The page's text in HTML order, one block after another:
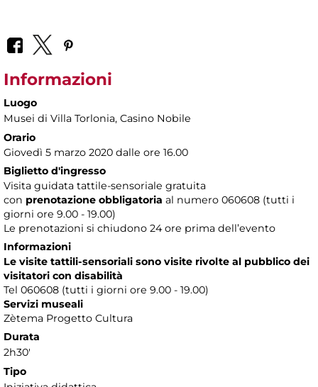
Informazioni
Luogo
Musei di Villa Torlonia, Casino Nobile
Orario
Giovedì 5 marzo 2020 dalle ore 16.00
Biglietto d'ingresso
Visita guidata tattile-sensoriale gratuita
con prenotazione obbligatoria al numero 060608 (tutti i
giorni ore 9.00 - 19.00)
Le prenotazioni si chiudono 24 ore prima dell’evento
Informazioni
Le visite tattili-sensoriali sono visite rivolte al pubblico dei
visitatori con disabilità
Tel 060608 (tutti i giorni ore 9.00 - 19.00)
Servizi museali
Zètema Progetto Cultura
Durata
2h30'
Tipo